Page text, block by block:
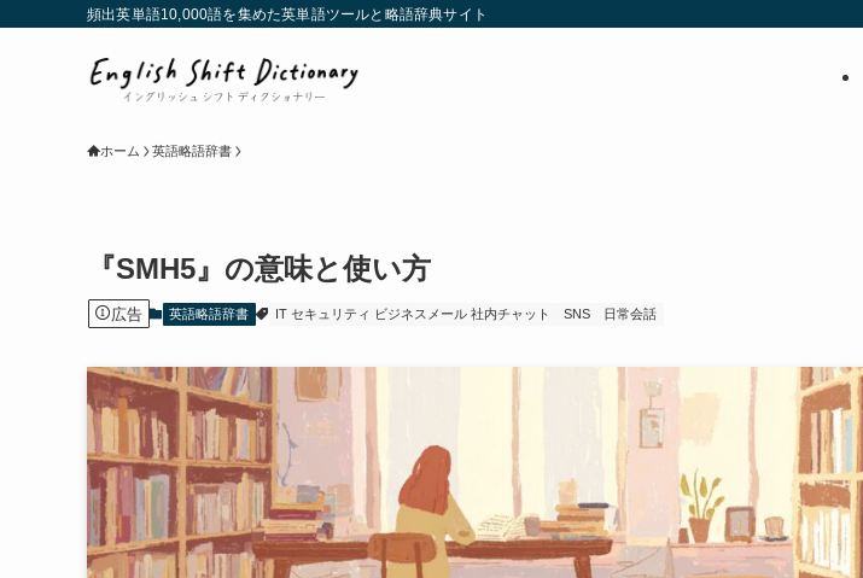
頻出英単語10,000語を集めた英単語ツールと略語辞典サイト
ホーム 英語略語辞書
『SMH5』の意味と使い方
広告 英語略語辞書 IT セキュリティ ビジネスメール 社内チャット SNS 日常会話